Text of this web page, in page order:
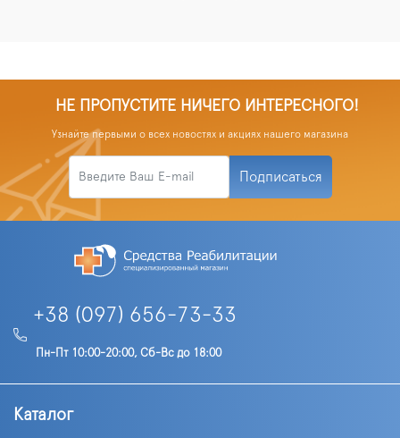
НЕ ПРОПУСТИТЕ НИЧЕГО ИНТЕРЕСНОГО!
Узнайте первыми о всех новостях и акциях нашего магазина
Подписаться
+38 (097) 656-73-33
Пн-Пт 10:00-20:00, Сб-Вс до 18:00
Каталог